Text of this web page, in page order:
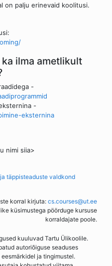
on palju erinevaid koolitusi.
ilma ametlikult
-
-
eksternina
nimi siia>
täppisteaduste valdkond
korral kirjuta: cs.courses@ut.ee
küsimustega pöörduge kursuse
korraldajate poole.
kuuluvad Tartu Ülikoolile.
autoriõiguse seaduses
ja tingimustel.